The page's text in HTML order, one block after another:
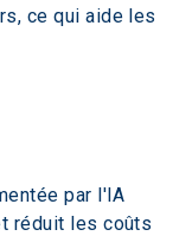
ce qui aide les
par l'IA
réduit les coûts